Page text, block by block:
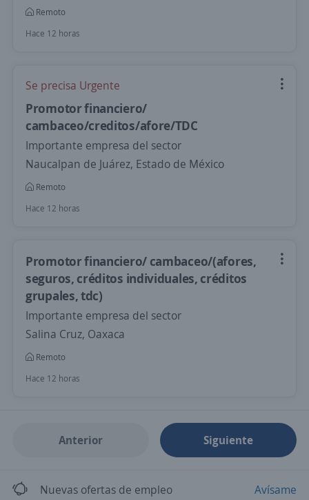
Remoto
Hace 12 horas
Se precisa Urgente
Promotor financiero/
cambaceo/creditos/afore/TDC
Importante empresa del sector
Naucalpan de Juárez, Estado de México
Remoto
Hace 12 horas
Promotor financiero/ cambaceo/(afores,
seguros, créditos individuales, créditos
grupales, tdc)
Importante empresa del sector
Salina Cruz, Oaxaca
Remoto
Hace 12 horas
Anterior Siguiente
Nuevas ofertas de empleo Avísame